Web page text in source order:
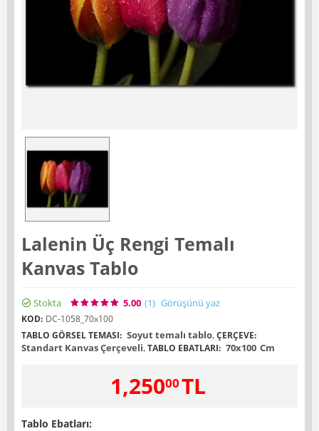
Lalenin Üç Rengi Temalı
Kanvas Tablo
Stokta 5.00 (1) Görüşünü yaz
KOD: DC-1058_70x100
TABLO GÖRSEL TEMASI: Soyut temalı tablo,ÇERÇEVE:
Standart Kanvas Çerçeveli,TABLO EBATLARI: 70x100 Cm
1,25000TL
Tablo Ebatları: